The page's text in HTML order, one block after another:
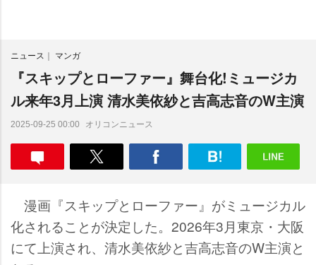
ニュース マンガ
『スキップとローファー』舞台化!ミュージカ
ル来年3月上演 清水美依紗と吉高志音のW主演
2025-09-25 00:00 オリコンニュース
漫画『スキップとローファー』がミュージカル
化されることが決定した。2026年3月東京・大阪
にて上演され、清水美依紗と吉高志音のW主演と